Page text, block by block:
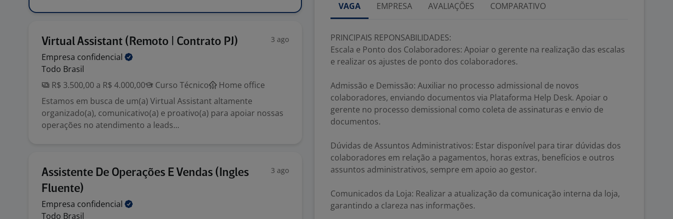
Virtual Assistant (Remoto | Contrato PJ) 3 ago
Empresa confidencial
Todo Brasil
R$ 3.500,00 a R$ 4.000,00
Curso Técnico
Home office
Estamos em busca de um(a) Virtual Assistant altamente
organizado(a), comunicativo(a) e proativo(a) para apoiar nossas
operações no atendimento a leads...
Assistente De Operações E Vendas (Ingles
Fluente)
3 ago
Empresa confidencial
Todo Brasil
VAGA EMPRESA AVALIAÇÕES COMPARATIVO
PRINCIPAIS REPONSABILIDADES:
Escala e Ponto dos Colaboradores: Apoiar o gerente na realização das escalas
e realizar os ajustes de ponto dos colaboradores.
Admissão e Demissão: Auxiliar no processo admissional de novos
colaboradores, enviando documentos via Plataforma Help Desk. Apoiar o
gerente no processo demissional como coleta de assinaturas e envio de
documentos.
Dúvidas de Assuntos Administrativos: Estar disponível para tirar dúvidas dos
colaboradores em relação a pagamentos, horas extras, benefícios e outros
assuntos administrativos, sempre em apoio ao gestor.
Comunicados da Loja: Realizar a atualização da comunicação interna da loja,
garantindo a clareza nas informações.